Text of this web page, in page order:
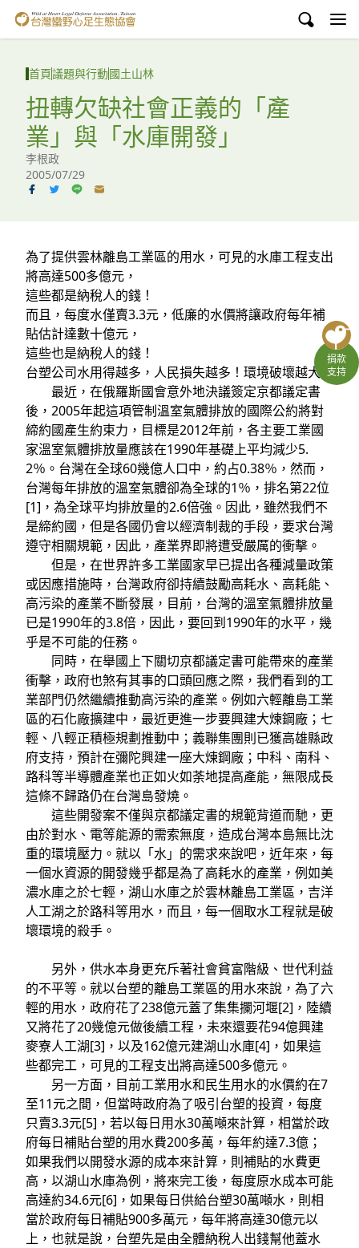
台灣蠻野心足生態協會
議題與行動
環境教育
白海豚媽祖宮
English
臉書
YouTube
捐款
支持
首頁議題與行動國土山林
扭轉欠缺社會正義的「產
業」與「水庫開發」
李根政
2005/07/29
為了提供雲林離島工業區的用水，可見的水庫工程支出
將高達500多億元，
這些都是納稅人的錢！
而且，每度水僅賣3.3元，低廉的水價將讓政府每年補
貼估計達數十億元，
這些也是納稅人的錢！
台塑公司水用得越多，人民損失越多！環境破壞越大！
最近，在俄羅斯國會意外地決議簽定京都議定書
後，2005年起這項管制溫室氣體排放的國際公約將對
締約國產生約束力，目標是2012年前，各主要工業國
家溫室氣體排放量應該在1990年基礎上平均減少5.
2％。台灣在全球60幾億人口中，約占0.38％，然而，
台灣每年排放的溫室氣體卻為全球的1％，排名第22位
[1]，為全球平均排放量的2.6倍強。因此，雖然我們不
是締約國，但是各國仍會以經濟制裁的手段，要求台灣
遵守相關規範，因此，產業界即將遭受嚴厲的衝擊。
但是，在世界許多工業國家早已提出各種減量政策
或因應措施時，台灣政府卻持續鼓勵高耗水、高耗能、
高污染的產業不斷發展，目前，台灣的溫室氣體排放量
已是1990年的3.8倍，因此，要回到1990年的水平，幾
乎是不可能的任務。
同時，在舉國上下關切京都議定書可能帶來的產業
衝擊，政府也煞有其事的口頭回應之際，我們看到的工
業部門仍然繼續推動高污染的產業。例如六輕離島工業
區的石化廠擴建中，最近更進一步要興建大煉鋼廠；七
輕、八輕正積極規劃推動中；義聯集團則已獲高雄縣政
府支持，預計在彌陀興建一座大煉鋼廠；中科、南科、
路科等半導體產業也正如火如荼地提高產能，無限成長
這條不歸路仍在台灣島發燒。
這些開發案不僅與京都議定書的規範背道而馳，更
由於對水、電等能源的需索無度，造成台灣本島無比沈
重的環境壓力。就以「水」的需求來說吧，近年來，每
一個水資源的開發幾乎都是為了高耗水的產業，例如美
濃水庫之於七輕，湖山水庫之於雲林離島工業區，吉洋
人工湖之於路科等用水，而且，每一個取水工程就是破
壞環境的殺手。
另外，供水本身更充斥著社會貧富階級、世代利益
的不平等。就以台塑的離島工業區的用水來說，為了六
輕的用水，政府花了238億元蓋了集集攔河堰[2]，陸續
又將花了20幾億元做後續工程，未來還要花94億興建
麥寮人工湖[3]，以及162億元建湖山水庫[4]，如果這
些都完工，可見的工程支出將高達500多億元。
另一方面，目前工業用水和民生用水的水價約在7
至11元之間，但當時政府為了吸引台塑的投資，每度
只賣3.3元[5]，若以每日用水30萬噸來計算，相當於政
府每日補貼台塑的用水費200多萬，每年約達7.3億；
如果我們以開發水源的成本來計算，則補貼的水費更
高，以湖山水庫為例，將來完工後，每度原水成本可能
高達約34.6元[6]，如果每日供給台塑30萬噸水，則相
當於政府每日補貼900多萬元，每年將高達30億元以
上，也就是說，台塑先是由全體納稅人出錢幫他蓋水